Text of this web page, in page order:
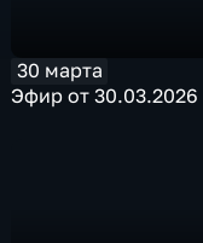
30 марта
Эфир от 30.03.2026